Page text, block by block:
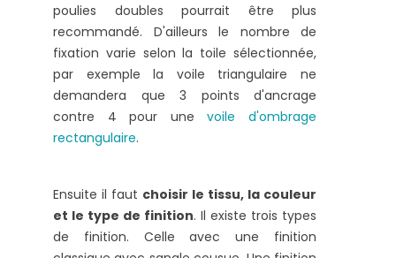
poulies doubles pourrait être plus
recommandé. D'ailleurs le nombre de
fixation varie selon la toile sélectionnée,
par exemple la voile triangulaire ne
demandera que 3 points d'ancrage
contre 4 pour unevoile d'ombrage
rectangulaire.
Ensuite il faut choisir le tissu, la couleur
et le type de finition. Il existe trois types
de finition. Celle avec une finition